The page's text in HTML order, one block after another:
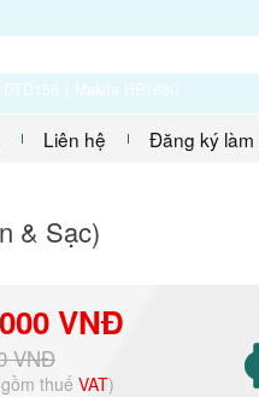
Makita HP1630
Liên hệ Đăng ký làm
& Sạc)
VNĐ
VNĐ
thuế VAT)